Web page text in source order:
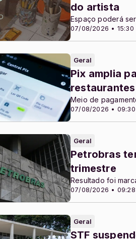
07/08/2026 • 15:30
do artista
Espaço poderá
Geral
07/08/2026 • 09:30
Pix amplia
restaurantes
Meio de
Geral
07/08/2026 • 09:28
Petrobras
trimestre
Resultado foi
Geral
STF